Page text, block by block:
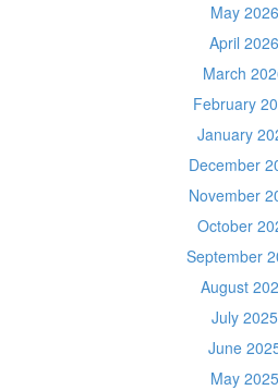
May 2026
April 2026
March
February
January
December
November
October
September
August
July 2025
June
May 2025